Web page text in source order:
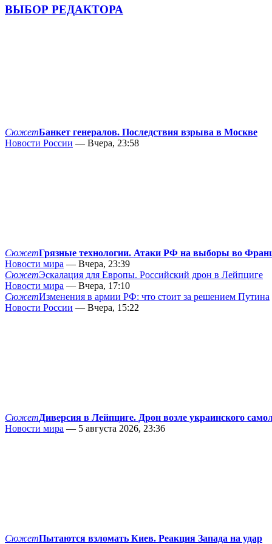
ВЫБОР РЕДАКТОРА
СюжетБанкет генералов. Последствия взрыва в Москве
Новости России — Вчера, 23:58
СюжетГрязные технологии. Атаки РФ на выборы во
Новости мира — Вчера, 23:39
СюжетЭскалация для Европы. Российский дрон в Лейпциге
Новости мира — Вчера, 17:10
СюжетИзменения в армии РФ: что стоит за решением Путина
Новости России — Вчера, 15:22
СюжетДиверсия в Лейпциге. Дрон возле украинского
Новости мира — 5 августа 2026, 23:36
СюжетПытаются взломать Киев. Реакция Запада на удар